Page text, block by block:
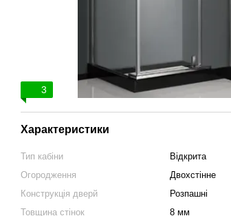
3
Характеристики
Тип кабіни
Відкрита
Огородження
Двохстінне
Конструкція дверй
Розпашні
Товщина стінок
8 мм